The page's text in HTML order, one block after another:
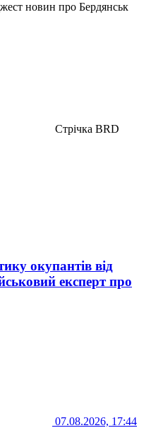
новин про Бердянськ
Стрічка BRD
окупантів від
експерт про
07.08.2026, 17:44